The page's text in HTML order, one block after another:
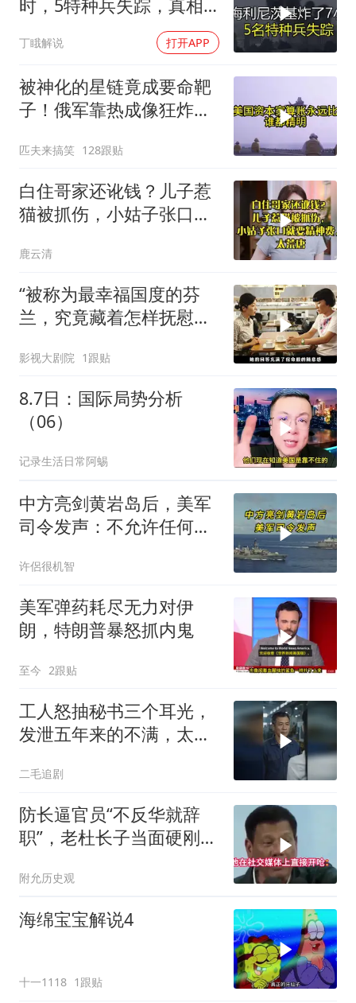
时，5特种兵失踪，真相
丁睋解说 打开APP
被神化的星链竟成要命靶
子！俄军靠热成像狂炸卫
底有多惨？
匹夫来搞笑 128跟贴
白住哥家还讹钱？儿子惹
猫被抓伤，小姑子张口就
鹿云清
“被称为最幸福国度的芬
兰，究竟藏着怎样抚慰人
影视大剧院 1跟贴
8.7日：国际局势分析
（06）
记录生活日常阿蜴
中方亮剑黄岩岛后，美军
司令发声：不允许任何国
许侶很机智
美军弹药耗尽无力对伊
朗，特朗普暴怒抓内鬼
至今 2跟贴
工人怒抽秘书三个耳光，
发泄五年来的不满，太解
二毛追剧
防长逼官员“不反华就辞
职”，老杜长子当面硬刚：
附允历史观
海绵宝宝解说4
十一1118 1跟贴